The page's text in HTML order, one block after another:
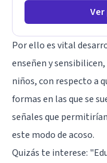
Por ello es vital
enseñen y
niños, con respecto a
formas en las que se
señales que
este modo de acoso.
Quizás te interese: